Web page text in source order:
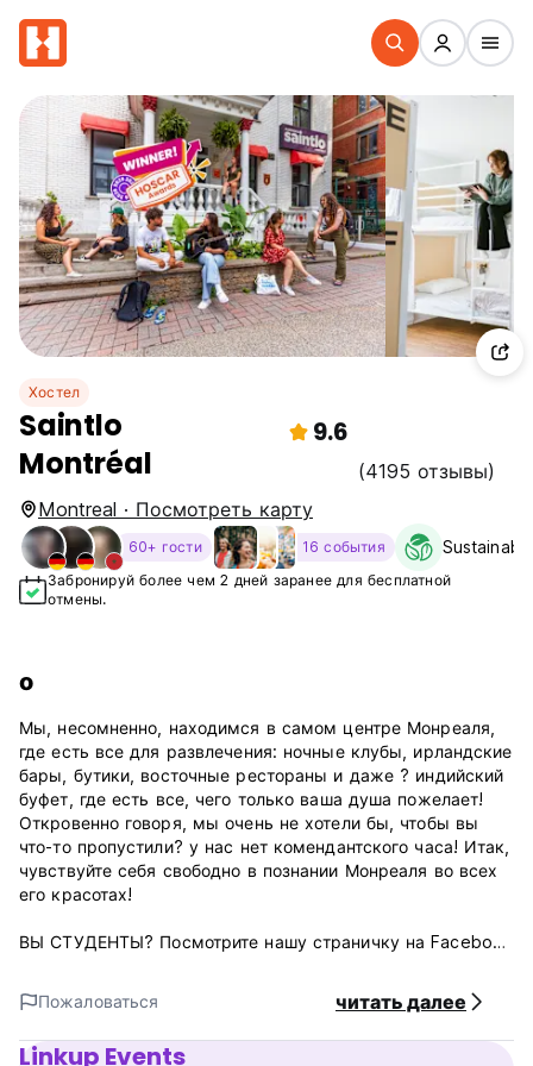
Хостел
Saintlo
Montréal
9.6
(4195 отзывы)
Montreal · Посмотреть карту
60+ гости 16 события
Забронируй более чем 2 дней заранее для бесплатной
отмены.
о
Мы, несомненно, находимся в самом центре Монреаля,
где есть все для развлечения: ночные клубы, ирландские
бары, бутики, восточные рестораны и даже ? индийский
буфет, где есть все, чего только ваша душа пожелает!
Откровенно говоря, мы очень не хотели бы, чтобы вы
что-то пропустили? у нас нет комендантского часа! Итак,
чувствуйте себя свободно в познании Монреаля во всех
его красотах!
ВЫ СТУДЕНТЫ? Посмотрите нашу страничку на Facebook
Завтрак? Наслаждайтесь бесплатной смесью для
приготовления блинов, а так же кофе целый день!
Пожаловаться читать далее
Linkup Events